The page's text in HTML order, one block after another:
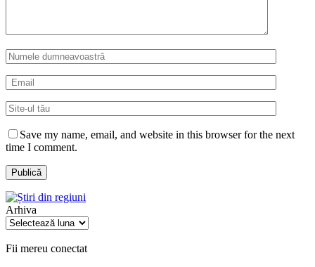
Save my name, email, and website in this browser for the next
time I comment.
Arhiva
Arhiva
Fii mereu conectat